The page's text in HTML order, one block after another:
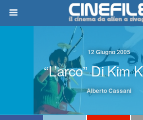
12 Giugno 2005
“L’arco” Di Kim
Alberto Cassani